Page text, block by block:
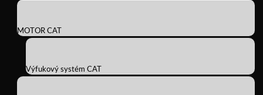
MOTOR CAT
Výfukový systém CAT